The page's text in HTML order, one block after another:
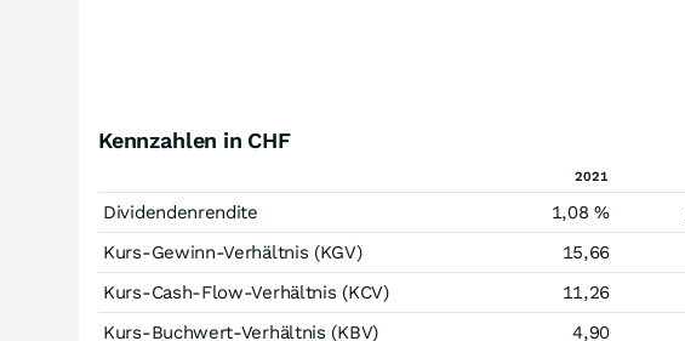
Kennzahlen in CHF
2021
Dividendenrendite 1,08 %
Kurs-Gewinn-Verhältnis (KGV)
15,66
Kurs-Cash-Flow-Verhältnis (KCV)
11,26
Kurs-Buchwert-Verhältnis (KBV)
4,90